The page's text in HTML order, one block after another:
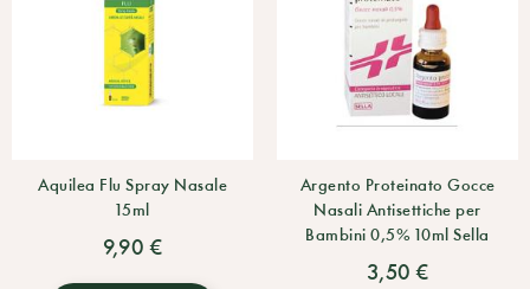
Aquilea Flu Spray Nasale
15ml
9,90 €
Argento Proteinato Gocce
Nasali Antisettiche per
Bambini 0,5% 10ml Sella
3,50 €